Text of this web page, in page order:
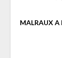
MALRAUX A